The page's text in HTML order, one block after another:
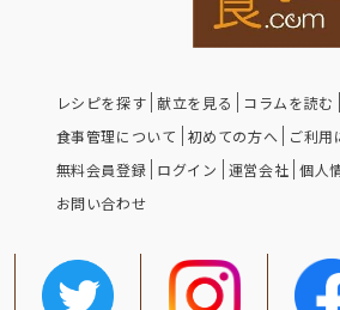
レシピを探す 献立を見る コラムを読む
食事管理について
初めての方へ
ご利用
無料会員登録 ログイン 運営会社 個人
お問い合わせ